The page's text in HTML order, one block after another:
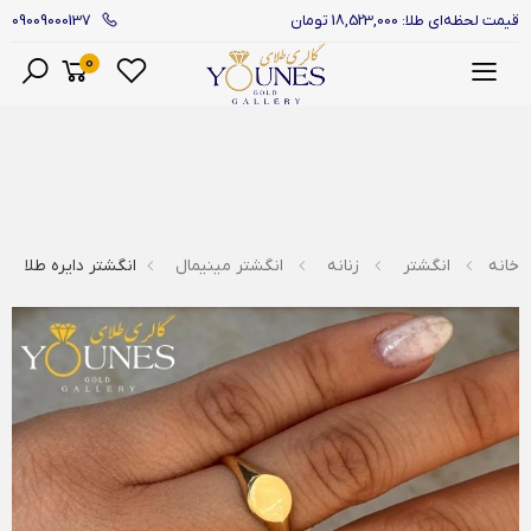
قیمت لحظه‌ای طلا: 18,523,000 تومان 09009000137
0
خانه انگشتر زنانه انگشتر مینیمال انگشتر دایره طلا